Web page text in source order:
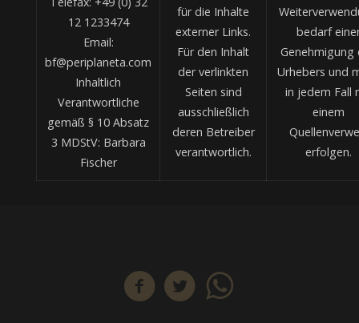
12 1233474
Email:
bf@periplaneta.com
Inhaltlich
Verantwortliche
gemäß § 10 Absatz
3 MDStV: Barbara
Fischer
für die Inhalte
externer Links.
Für den Inhalt
der verlinkten
Seiten sind
ausschließlich
deren Betreiber
verantwortlich.
bedarf
Genehmigung
Urhebers und
in jedem Fall
einem
erfolgen.